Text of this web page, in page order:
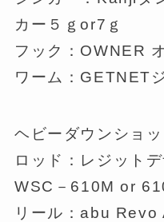
カー５ｇor7ｇ
フック：OWNER
ワーム：GETNET
ヘビーダウンショッ
ロッド：レジット
WSC－610M or
リール：abu Revo